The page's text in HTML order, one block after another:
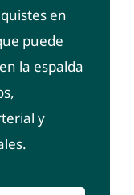
en
puede
la espalda
y